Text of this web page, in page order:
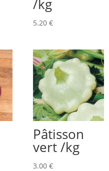
/kg
5.20 €
Pâtisson
vert /kg
3.00 €